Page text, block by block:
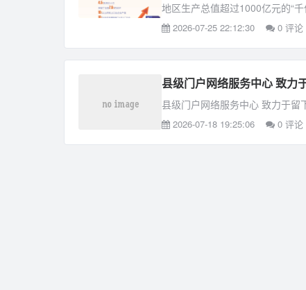
地区生产总值超过1000亿元的“
2026-07-25 22:12:30 0 评论
县级门户网络服务中心 致力
县级门户网络服务中心 致力于留
2026-07-18 19:25:06 0 评论